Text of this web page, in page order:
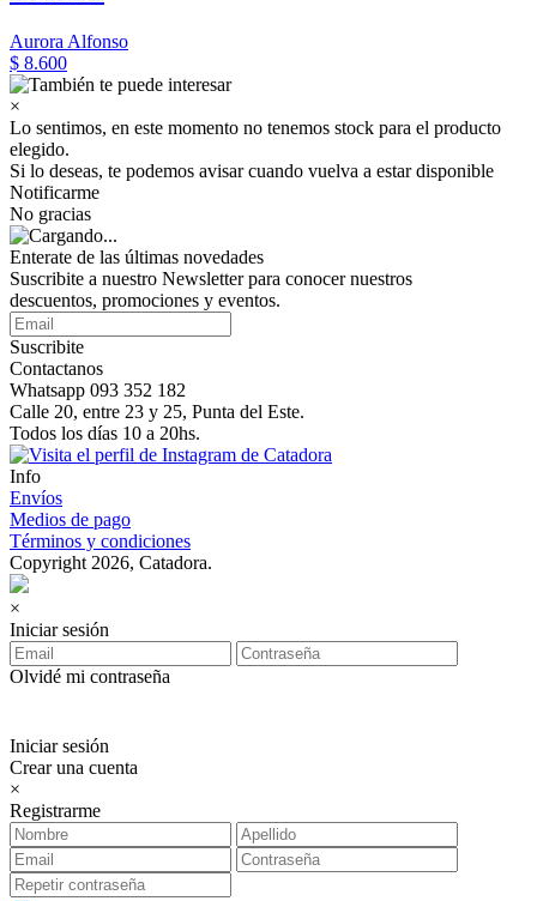
Aurora Alfonso
$ 8.600
×
Lo sentimos, en este momento no tenemos stock para el producto
elegido.
Si lo deseas, te podemos avisar cuando vuelva a estar disponible
Notificarme
No gracias
Enterate de las últimas novedades
Suscribite a nuestro Newsletter para conocer nuestros
descuentos, promociones y eventos.
Suscribite
Contactanos
Whatsapp 093 352 182
Calle 20, entre 23 y 25, Punta del Este.
Todos los días 10 a 20hs.
Info
Envíos
Medios de pago
Términos y condiciones
Copyright 2026, Catadora.
×
Iniciar sesión
Olvidé mi contraseña
Iniciar sesión
Crear una cuenta
×
Registrarme